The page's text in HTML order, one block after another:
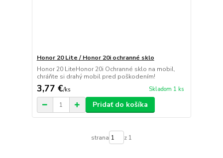
Honor 20 Lite / Honor 20i ochranné sklo
Honor 20 LiteHonor 20i Ochranné sklo na mobil,
chráňte si drahý mobil pred poškodením!
3,77 €/ks Skladom 1 ks
Pridať do košíka
strana z 1